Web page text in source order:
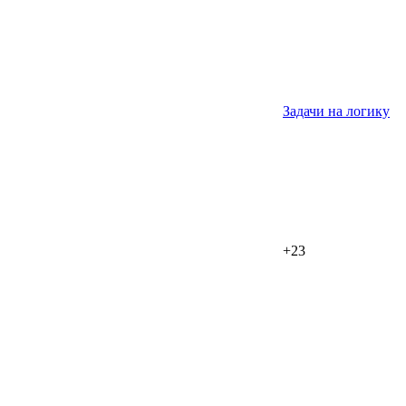
Задачи на логику
+23